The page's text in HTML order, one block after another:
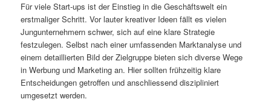
Für viele Start-ups ist der Einstieg in die Geschäftswelt ein
erstmaliger Schritt. Vor lauter kreativer Ideen fällt es vielen
Jungunternehmern schwer, sich auf eine klare Strategie
festzulegen. Selbst nach einer umfassenden Marktanalyse und
einem detaillierten Bild der Zielgruppe bieten sich diverse Wege
in Werbung und Marketing an. Hier sollten frühzeitig klare
Entscheidungen getroffen und anschliessend diszipliniert
umgesetzt werden.